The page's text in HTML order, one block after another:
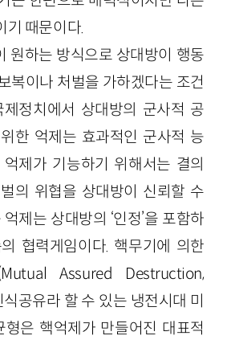
기 때문이다.
원하는 방식으로 상대방이 행동
복이나 처벌을 가하겠다는 조건
정치에서 상대방의 군사적 공
한 억제는 효과적인 군사적 능
제가 기능하기 위해서는 결의
의 위협을 상대방이 신뢰할 수
제는 상대방의 ‘인정’을 포함하
협력게임이다. 핵무기에 의한
Mutual Assured Destruction,
공유라 할 수 있는 냉전시대 미
은 핵억제가 만들어진 대표적